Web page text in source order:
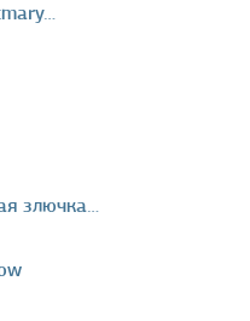
злючка…